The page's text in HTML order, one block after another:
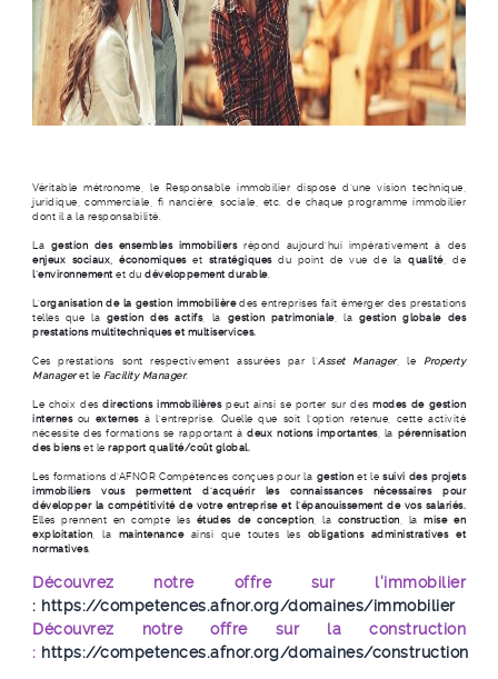
Véritable métronome, le Responsable immobilier dispose d’une vision technique,
juridique, commerciale, fi nancière, sociale, etc. de chaque programme immobilier
dont il a la responsabilité.
La gestion des ensembles immobiliersrépond aujourd’hui impérativement à des
enjeux sociaux, économiqueset stratégiquesdu point de vue de laqualité, de
l’environnement et du développement durable.
L’organisation de la gestion immobilièredes entreprises fait émerger des prestations
telles que la gestion des actifs, la gestion patrimoniale, la gestion globale des
prestations multitechniques et multiservices.
Ces prestations sont respectivement assurées par l’Asset Manager, leProperty
Manageret le Facility Manager.
Le choix desdirections immobilièrespeut ainsi se porter sur desmodes de gestion
internesou externesà l’entreprise. Quelle que soit l’option retenue, cette activité
nécessite des formations se rapportant àdeux notions importantes, la pérennisation
des bienset le rapport qualité/coût global.
Les formations d’AFNOR Compétences conçues pour la gestion et lesuivi des projets
immobiliers vous permettent d’acquérir les connaissances nécessaires pour
développer la compétitivité de votre entreprise et l’épanouissement de vos salariés.
Elles prennent en compte les études de conception , la construction , lamise en
exploitation , la maintenanceainsi que toutes les obligations administratives et
normatives.
Découvrez notre offre sur l'immobilier
: https://competences.afnor.org/domaines/immobilier
Découvrez notre offre sur la construction
: https://competences.afnor.org/domaines/construction